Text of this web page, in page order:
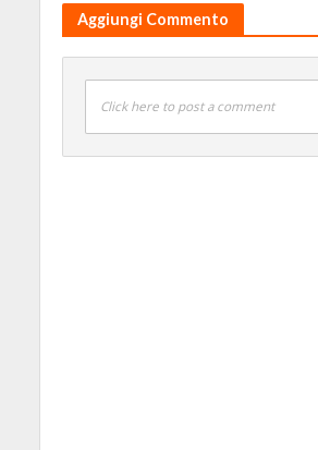
Aggiungi Commento
Click here to post a comment